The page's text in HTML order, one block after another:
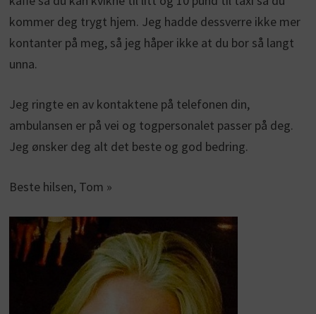
kommer deg trygt hjem. Jeg hadde dessverre ikke mer
kontanter på meg, så jeg håper ikke at du bor så langt
unna.
Jeg ringte en av kontaktene på telefonen din,
ambulansen er på vei og togpersonalet passer på deg.
Jeg ønsker deg alt det beste og god bedring.
Beste hilsen, Tom »